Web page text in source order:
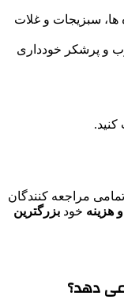
ها، سبزیجات و غلات
و پرشکر خودداری
مراجعه کنندگان
هزینه خود بزرگترین
دهد؟